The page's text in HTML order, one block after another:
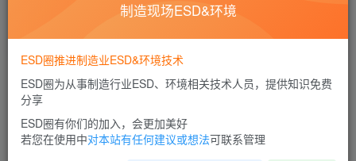
行业新闻
8年前 7617
制造现场ESD&环境
ESD圈推进制造业ESD&环境技术
ESD圈为从事制造行业ESD、环境相关技术人员，提供知识免费
分享
ESD圈有你们的加入，会更加美好
若您在使用中对本站有任何建议或想法可联系管理